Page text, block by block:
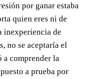
por ganar estaba
quien eres ni de
inexperiencia de
no se aceptaría el
a comprender la
a prueba por